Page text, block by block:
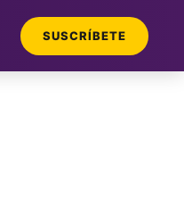
SUSCRÍBETE